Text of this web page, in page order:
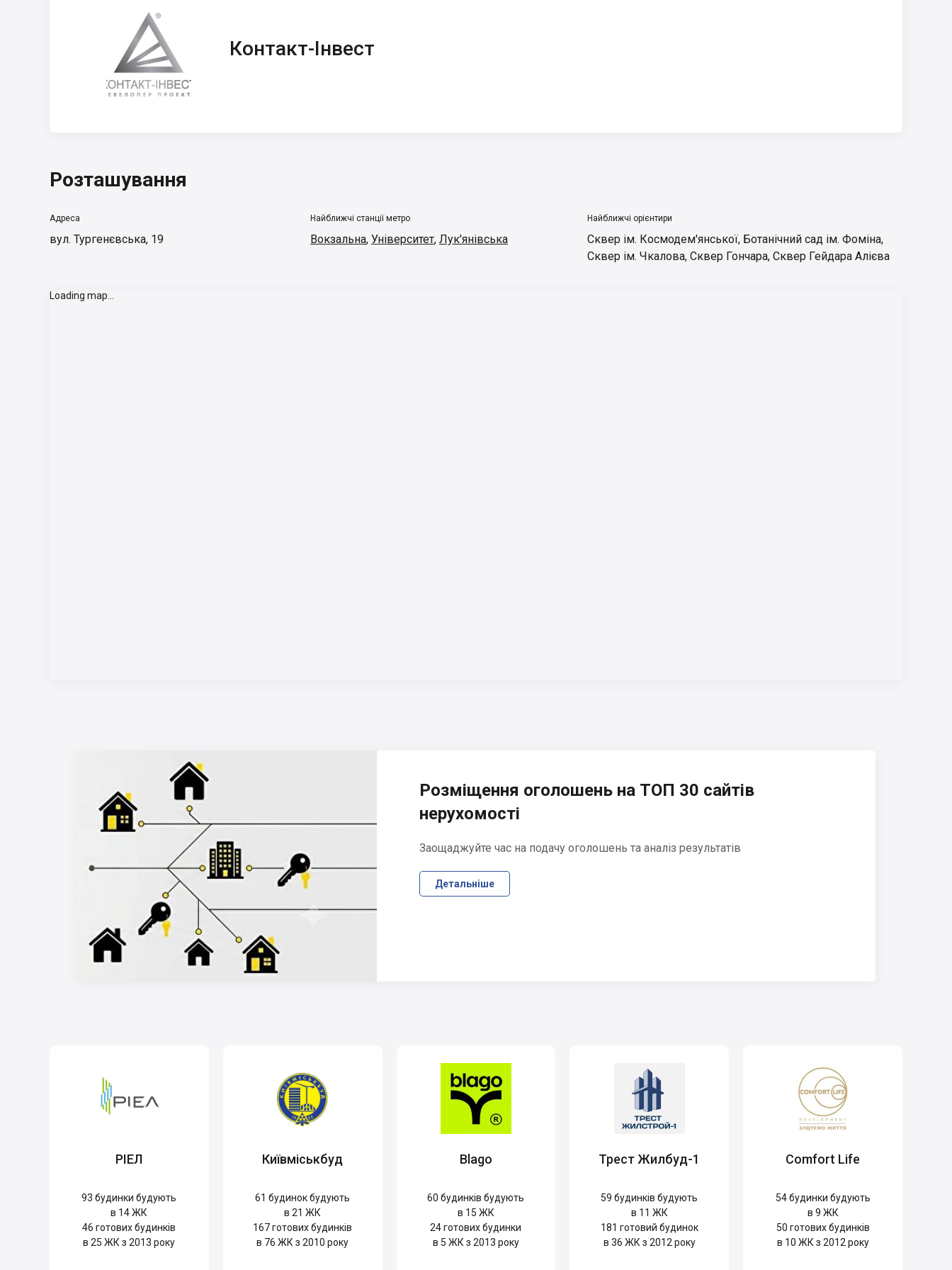
Контакт-Інвест
Контакт-Інвест
Розташування
Адреса
вул. Тургенєвська, 19
Найближчі станції метро
Вокзальна, Університет, Лук'янівська
Найближчі орієнтири
Сквер ім. Космодем'янської, Ботанічний сад ім. Фоміна,
Сквер ім. Чкалова, Сквер Гончара, Сквер Гейдара Алієва
Loading map...
Розміщення оголошень на ТОП 30 сайтів
нерухомості
Заощаджуйте час на подачу оголошень та аналіз результатів
Детальніше
РІЕЛ
93 будинки будують
в 14 ЖК
46 готових будинків
в 25 ЖК з 2013 року
Київміськбуд
61 будинок будують
в 21 ЖК
167готових будинків
в 76 ЖК з 2010 року
Blago
60 будинків будують
в 15 ЖК
24готових будинки
в 5 ЖК з 2013 року
Трест Жилбуд-1
59 будинків будують
в 11 ЖК
181 готовий будинок
в 36 ЖК з 2012 року
Comfort Life
54будинки будують
в 9 ЖК
50 готових будинків
в 10 ЖК з 2012 року